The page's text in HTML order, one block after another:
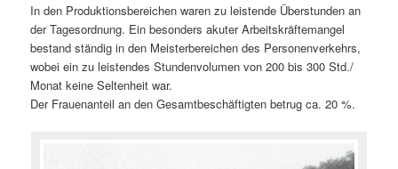
In den Produktionsbereichen waren zu leistende Überstunden an
der Tagesordnung. Ein besonders akuter Arbeitskräftemangel
bestand ständig in den Meisterbereichen des Personenverkehrs,
wobei ein zu leistendes Stundenvolumen von 200 bis 300 Std./
Monat keine Seltenheit war.
Der Frauenanteil an den Gesamtbeschäftigten betrug ca. 20 %.